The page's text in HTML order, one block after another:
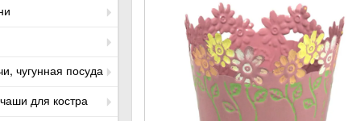
чугунная посуда
для костра